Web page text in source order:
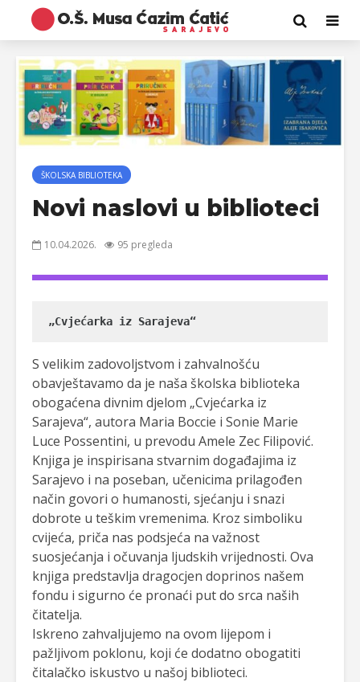
ŠKOLSKA BIBLIOTEKA
Novi naslovi u biblioteci
10.04.2026. 95 pregleda
„Cvjećarka iz Sarajeva“
S velikim zadovoljstvom i zahvalnošću
obavještavamo da je naša školska biblioteka
obogaćena divnim djelom „Cvjećarka iz
Sarajeva“, autora Maria Boccie i Sonie Marie
Luce Possentini, u prevodu Amele Zec Filipović.
Knjiga je inspirisana stvarnim događajima iz
Sarajevo i na poseban, učenicima prilagođen
način govori o humanosti, sjećanju i snazi
dobrote u teškim vremenima. Kroz simboliku
cvijeća, priča nas podsjeća na važnost
suosjećanja i očuvanja ljudskih vrijednosti. Ova
knjiga predstavlja dragocjen doprinos našem
fondu i sigurno će pronaći put do srca naših
čitatelja.
Iskreno zahvaljujemo na ovom lijepom i
pažljivom poklonu, koji će dodatno obogatiti
čitalačko iskustvo u našoj biblioteci.